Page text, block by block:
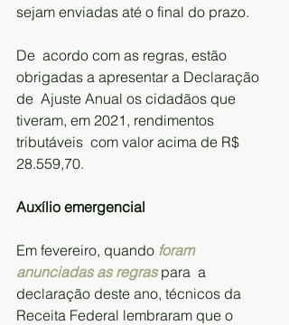
sejam enviadas até o final do prazo.
De  acordo com as regras, estão
obrigadas a apresentar a Declaração
de  Ajuste Anual os cidadãos que
tiveram, em 2021, rendimentos
tributáveis  com valor acima de R$
28.559,70.
Auxílio emergencial
Em fevereiro, quando foram
anunciadas as regras para  a
declaração deste ano, técnicos da
Receita Federal lembraram que o